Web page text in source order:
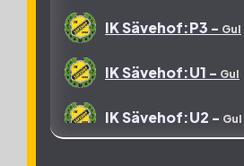
IK Sävehof:P3 - Gul
IK Sävehof:U1 - Gul
IK Sävehof:U2 - Gul